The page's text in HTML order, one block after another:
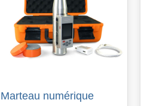
Marteau numérique